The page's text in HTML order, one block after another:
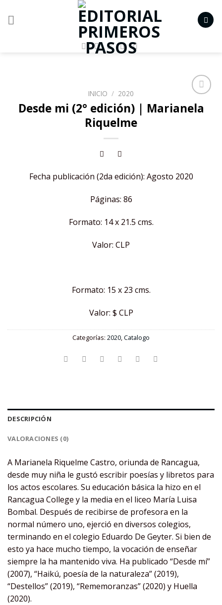
Añadir
a la
INICIO / 2020
Desde mi (2° edición) | Marianela
Riquelme
Fecha publicación (2da edición): Agosto 2020
Páginas: 86
Formato: 14 x 21.5 cms.
Valor: CLP
Formato: 15 x 23 cms.
Valor: $ CLP
Categorías: 2020,Catalogo
DESCRIPCIÓN
VALORACIONES (0)
A Marianela Riquelme Castro, oriunda de Rancagua,
desde muy niña le gustó escribir poesías y libretos para
los actos escolares. Su educación básica la hizo en el
Rancagua College y la media en el liceo María Luisa
Bombal. Después de recibirse de profesora en la
normal número uno, ejerció en diversos colegios,
terminando en el colegio Eduardo De Geyter. Si bien de
esto ya hace mucho tiempo, la vocación de enseñar
siempre la ha mantenido viva. Ha publicado “Desde mí”
(2007), “Haikú, poesía de la naturaleza” (2019),
“Destellos” (2019), “Rememoranzas” (2020) y Huella
(2020).